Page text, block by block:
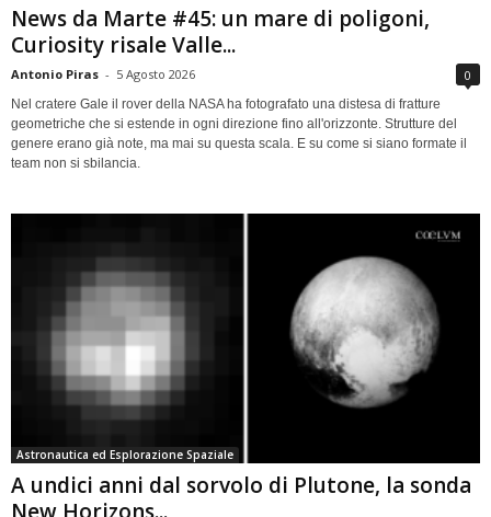
News da Marte #45: un mare di poligoni,
Curiosity risale Valle...
Antonio Piras - 5 Agosto 2026 0
Nel cratere Gale il rover della NASA ha fotografato una distesa di fratture
geometriche che si estende in ogni direzione fino all'orizzonte. Strutture del
genere erano già note, ma mai su questa scala. E su come si siano formate il
team non si sbilancia.
Astronautica ed Esplorazione Spaziale
A undici anni dal sorvolo di Plutone, la sonda